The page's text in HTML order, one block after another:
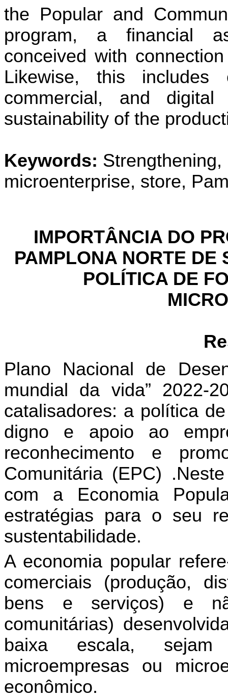
the Popular and
program, a financial
conceived with
Likewise, this includes
commercial, and
sustainability of the
Keywords:
microenterprise, store,
IMPORTÂNCIA DO
PAMPLONA NORTE DE
POLÍTICA DE
Plano Nacional de
mundial da vida” 2022-
catalisadores: a política
digno e apoio ao
reconhecimento e
Comunitária (EPC)
com a Economia
estratégias para o seu
sustentabilidade.
A economia popular
comerciais (produção,
bens e serviços) e
comunitárias)
baixa escala, sejam
microempresas ou
econômico.